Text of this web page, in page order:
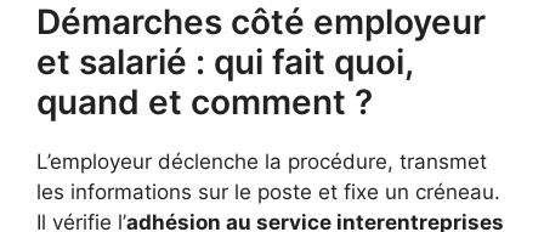
Démarches côté employeur
et salarié : qui fait quoi,
quand et comment ?
L’employeur déclenche la procédure, transmet
les informations sur le poste et fixe un créneau.
Il vérifie l’adhésion au service interentreprises